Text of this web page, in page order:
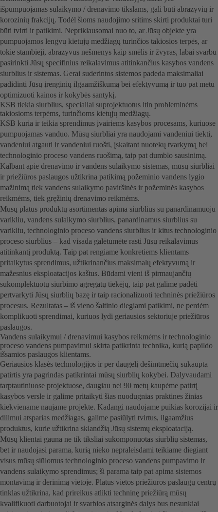
išpumpuojamas sulaikymo / drenavimo tikslams, gali būti abrazyvių ir
korozinių frakcijų. Todėl šioms naudojimo sritims skirti produktai turi
būti tvirti ir patikimi. Nepriklausomai nuo to, ar Jūsų objekte yra
pumpuojamos lengvų kietųjų medžiagų turinčios takiosios terpės, ar
tokie stambieji, abrazyvūs nešmenys kaip smėlis ir žvyras, labai svarbu
pasirinkti Jūsų specifinius reikalavimus atitinkančius kasybos vandens
siurblius ir sistemas. Gerai suderintos sistemos padeda maksimaliai
padidinti Jūsų įrenginių ilgaamžiškumą bei efektyvumą ir tuo pat metu
optimizuoti kainos ir kokybės santykį.
KSB tiekia siurblius, specialiai suprojektuotus itin probleminėms
takiosioms terpėms, turinčioms kietųjų medžiagų.
KSB kuria ir teikia sprendimus įvairiems kasybos procesams, kuriuose
pumpuojamas vanduo. Mūsų siurbliai yra naudojami vandeniui tiekti,
vandeniui atgauti ir vandeniui ruošti, įskaitant nuotekų tvarkymą bei
technologinio proceso vandens ruošimą, taip pat dumblo sausinimą.
Kalbant apie drenavimo ir vandens sulaikymo sistemas, mūsų siurbliai
ir priežiūros paslaugos užtikrina patikimą požeminio vandens lygio
mažinimą tiek vandens sulaikymo paviršinės ir požeminės kasybos
reikmėms, tiek gręžinių drenavimo reikmėms.
Mūsų platus produktų asortimentas apima siurblius su panardinamuoju
varikliu, vandens sulaikymo siurblius, panardinamus siurblius su
varikliu, technologinio proceso vandens siurblius ir kitus technologinio
proceso siurblius – kad visada galėtumėte rasti Jūsų reikalavimus
atitinkantį produktą. Taip pat rengiame konkretiems klientams
pritaikytus sprendimus, užtikrinančius maksimalų efektyvumą ir
mažesnius eksploatacijos kaštus. Būdami vieni iš pirmaujančių
sukomplektuotų siurbimo agregatų tiekėjų, taip pat galime padėti
pertvarkyti Jūsų siurblių bazę ir taip racionalizuoti techninės priežiūros
procesus. Rezultatas – iš vieno šaltinio diegiami patikimi, ne perdėm
komplikuoti sprendimai, kuriuos lydi geriausios sektoriuje priežiūros
paslaugos.
Vandens sulaikymui / drenavimui kasybos reikmėms ir technologinio
proceso vandens pumpavimui skirta patikrinta technika, kurią papildo
išsamios paslaugos klientams.
Geriausios klasės technologijos ir per daugelį dešimtmečių sukaupta
patirtis yra pagrindas patikrintai mūsų siurblių kokybei. Dalyvaudami
tarptautiniuose projektuose, daugiau nei 90 metų kaupėme patirtį
kasybos versle ir galime pritaikyti šias nuodugnias praktines žinias
kiekviename naujame projekte. Kadangi naudojame puikias korozijai ir
dilimui atsparias medžiagas, galime pasiūlyti tvirtus, ilgaamžius
produktus, kurie užtikrina sklandžią Jūsų sistemų eksploataciją.
Mūsų klientai gauna ne tik tiksliai sukomponuotas siurblių sistemas,
bet ir naudojasi parama, kurią nieko nepraleisdami teikiame diegiant
visus mūsų siūlomus technologinio proceso vandens pumpavimo ir
vandens sulaikymo sprendimus; ši parama taip pat apima sistemos
montavimą ir derinimą vietoje. Platus vietos priežiūros paslaugų centrų
tinklas užtikrina, kad prireikus atlikti techninę priežiūrą mūsų
kvalifikuoti darbuotojai ir svarbios atsarginės dalys bus nesunkiai